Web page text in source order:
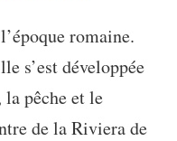
romaine.
s’est développée
la pêche et le
de la Riviera de